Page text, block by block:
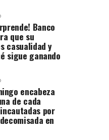
Banco
que su
casualidad y
sigue ganando
encabeza
de cada
por
en